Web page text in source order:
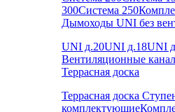
300Система 250
Дымоходы UNI без
UNI д.20UNI д.18UNI
Вентиляционные
Террасная доска
Террасная доска
комплектующие